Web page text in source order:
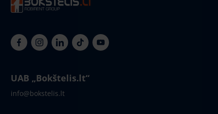
UAB „Bokštelis.lt“
info@bokstelis.lt